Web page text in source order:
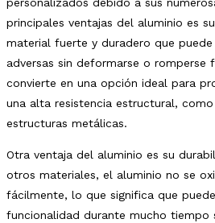
personalizados debido a sus
principales ventajas del aluminio es
material fuerte y duradero que
adversas sin deformarse o romperse
convierte en una opción ideal para
una alta resistencia estructural,
estructuras metálicas.
Otra ventaja del aluminio es su
otros materiales, el aluminio no se
fácilmente, lo que significa que
funcionalidad durante mucho tiempo